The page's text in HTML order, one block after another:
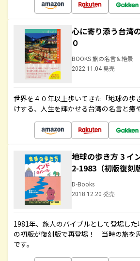
心に寄り添う台湾
０
BOOKS 旅の名言＆絶景
2022.11.04 発売
世界を４０年以上歩いてきた「地球の歩
けする、人生を輝かせる台湾の名言と癒
地球の歩き方 3 イ
2-1983（初版復刻
D-Books
2018.12.20 発売
1981年、旅人のバイブルとして登場し
の初版が復刻版で再登場！ 当時の旅を
です。